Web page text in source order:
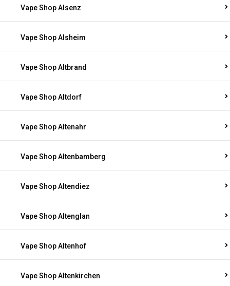
Vape Shop Alsenz
Vape Shop Alsheim
Vape Shop Altbrand
Vape Shop Altdorf
Vape Shop Altenahr
Vape Shop Altenbamberg
Vape Shop Altendiez
Vape Shop Altenglan
Vape Shop Altenhof
Vape Shop Altenkirchen